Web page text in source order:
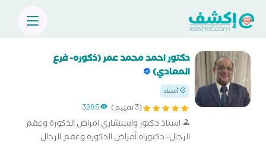
دكتور احمد محمد عمر (ذكوره- فرع
المعادي)
أستاذ
(3 تقييم) 3285
استاذ دكتور واستشاري امراض الذكورة وعقم
الرجال- ‏دكتوراه أمراض الذكورة وعقم الرجال